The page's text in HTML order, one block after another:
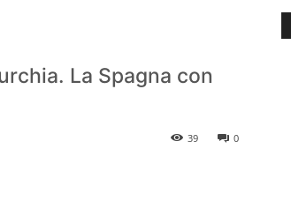
La Spagna con
0
39